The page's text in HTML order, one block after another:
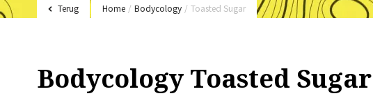
Terug Home / Bodycology / Toasted Sugar
Bodycology Toasted Sugar